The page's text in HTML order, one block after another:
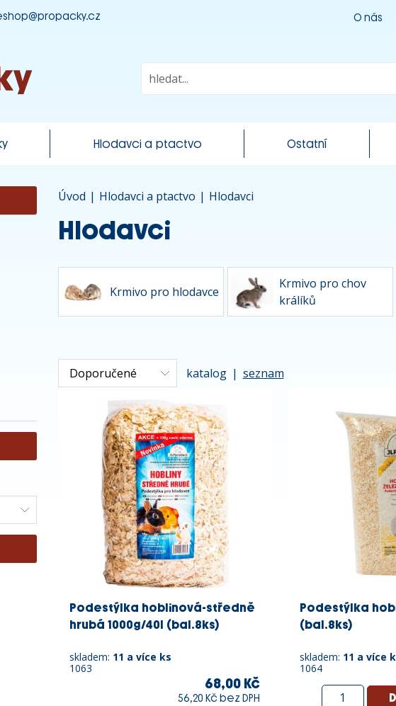
O nás
Hlodavci a ptactvo Ostatní
Úvod | Hlodavci a ptactvo | Hlodavci
Hlodavci
Krmivo pro hlodavce
Krmivo pro chov
králíků
katalog | seznam
Podestýlka hoblinová-středně
hrubá 1000g/40l (bal.8ks)
skladem: 11 a více ks
1063
68,00 Kč
56,20 Kč bez DPH
Podestýlka
(bal.8ks)
skladem: 11 a více
1064